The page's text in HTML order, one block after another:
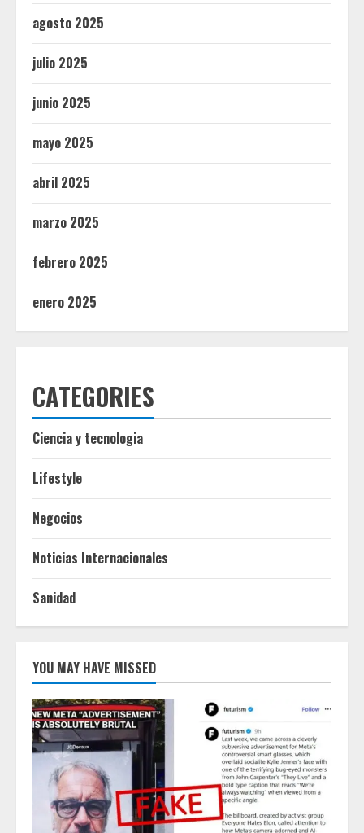
agosto 2025
julio 2025
junio 2025
mayo 2025
abril 2025
marzo 2025
febrero 2025
enero 2025
CATEGORIES
Ciencia y tecnologia
Lifestyle
Negocios
Noticias Internacionales
Sanidad
YOU MAY HAVE MISSED